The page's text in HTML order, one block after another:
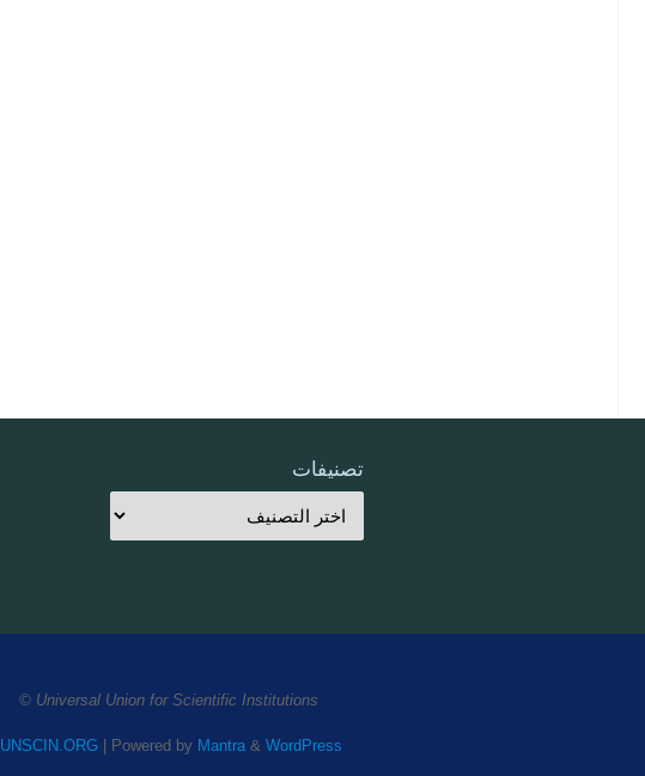
تصنيفات
Universal Union for Scientific Institutions ©
UNSCIN.ORG | Powered by Mantra & WordPress.